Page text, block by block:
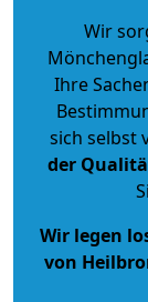
Wir
Ihre
sich selbst
der
Wir legen
von